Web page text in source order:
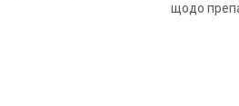
щодо